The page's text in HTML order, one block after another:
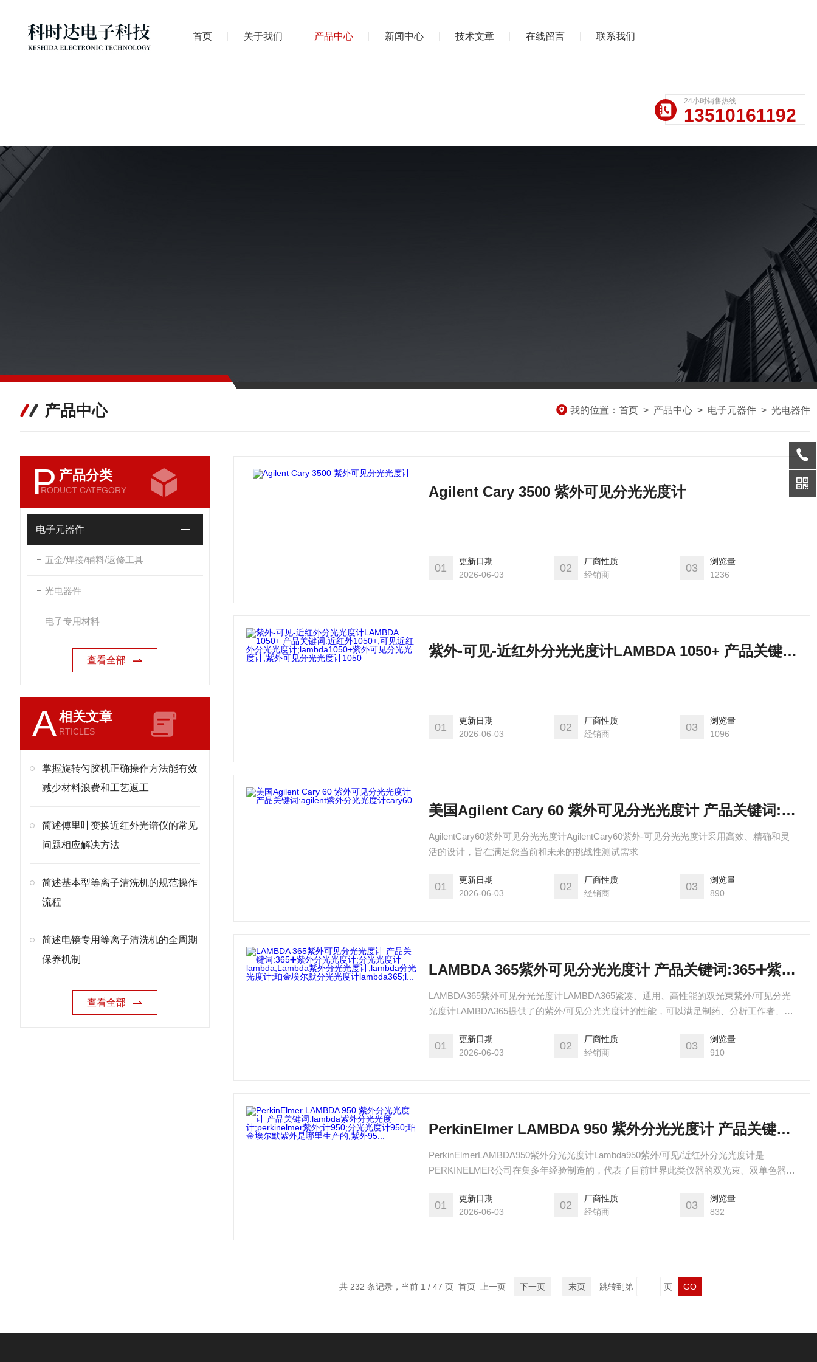
首页 关于我们 产品中心 新闻中心 技术文章 在线留言 联系我们
24小时销售热线
13510161192
产品中心 我的位置： 首页 > 产品中心 > 电子元器件 > 光电器件
P 产品分类
RODUCT CATEGORY
电子元器件
五金/焊接/辅料/返修工具
光电器件
电子专用材料
查看全部
A相关文章
RTICLES
掌握旋转匀胶机正确操作方法能有效
减少材料浪费和工艺返工
简述傅里叶变换近红外光谱仪的常见
问题相应解决方法
简述基本型等离子清洗机的规范操作
流程
简述电镜专用等离子清洗机的全周期
保养机制
查看全部
Agilent Cary 3500 紫外可见分光光度计
01
更新日期
2026-06-03
02
厂商性质
经销商
03
浏览量
1236
紫外-可见-近红外分光光度计LAMBDA 1050+ 产品关键词:近红外1050+;可见近红外分光光度计;lambda1050+紫外可见分光光度计;紫外可见分光光度计1050
01
更新日期
2026-06-03
02
厂商性质
经销商
03
浏览量
1096
美国Agilent Cary 60 紫外可见分光光度计 产品关键词:agilent紫外分光光度计cary60
AgilentCary60紫外可见分光光度计AgilentCary60紫外-可见分光光度计采用高效、精确和灵
活的设计，旨在满足您当前和未来的挑战性测试需求
01
更新日期
2026-06-03
02
厂商性质
经销商
03
浏览量
890
LAMBDA 365紫外可见分光光度计 产品关键词:365➕紫外分光光度计;分光光度计lambda;Lambda紫外分光光度计;lambda分光光度计;珀金埃尔默分光光度计lambda365;l...
LAMBDA365紫外可见分光光度计LAMBDA365紧凑、通用、高性能的双光束紫外/可见分光
光度计LAMBDA365提供了的紫外/可见分光光度计的性能，可以满足制药、分析工作者、遗
01
更新日期
2026-06-03
02
厂商性质
经销商
03
浏览量
910
PerkinElmer LAMBDA 950 紫外分光光度计 产品关键词:lambda紫外分光光度计;perkinelmer紫外;计950;分光光度计950;珀金埃尔默紫外是哪里生产的;紫外95...
PerkinElmerLAMBDA950紫外分光光度计Lambda950紫外/可见/近红外分光光度计是
PERKINELMER公司在集多年经验制造的，代表了目前世界此类仪器的双光束、双单色器系
01
更新日期
2026-06-03
02
厂商性质
经销商
03
浏览量
832
共 232 条记录，当前 1 / 47 页 首页 上一页 下一页 末页 跳转到第 页